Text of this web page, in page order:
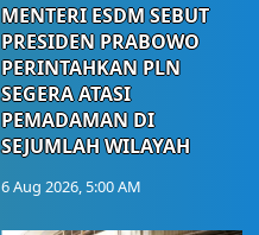
MENTERI ESDM SEBUT
PRESIDEN PRABOWO
PERINTAHKAN PLN
SEGERA ATASI
PEMADAMAN DI
SEJUMLAH WILAYAH
6 Aug 2026, 5:00 AM